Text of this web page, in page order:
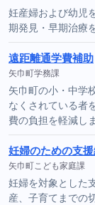
妊産婦および幼児
期発見・早期治療
遠距離通学費補助
矢巾町学務課
矢巾町の小・中学
なくされている者
費の負担を軽減し
妊婦のための支
矢巾町こども家庭課
妊婦を対象とした
産、子育てまでの